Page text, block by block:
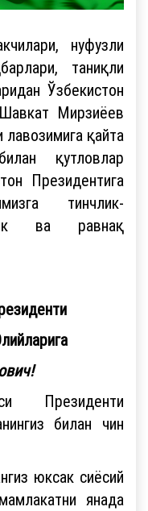
нуфузли
таниқли
Ўзбекистон
Мирзиёев
лавозимига қайта
қутловлар
Президентига
тинчлик-
ва равнақ
Президенти
билан чин
юксак сиёсий
янада